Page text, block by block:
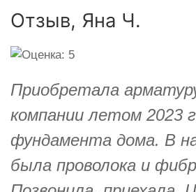
Отзыв, Яна Ч.
Приобретала
компании летом 2023
фундамента дома. В
была проволока и